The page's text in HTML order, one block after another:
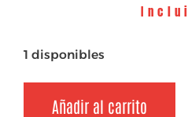
1 disponibles
Añadir al carrito